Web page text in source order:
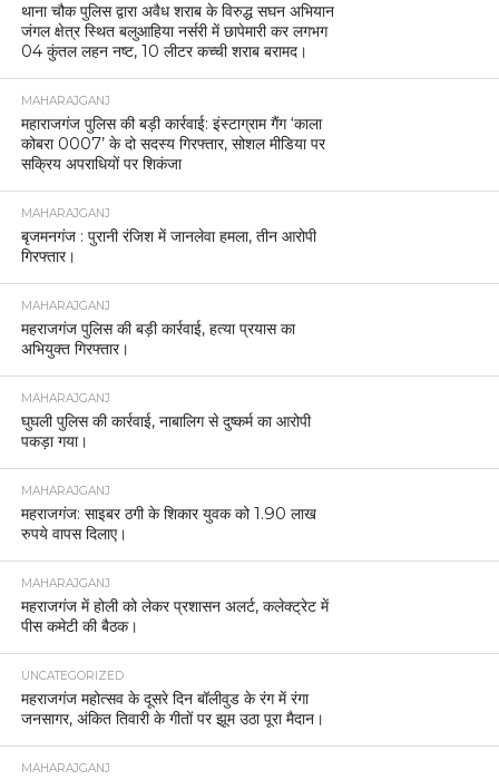
थाना चौक पुलिस द्वारा अवैध शराब के विरुद्ध सघन अभियान
जंगल क्षेत्र स्थित बलुआहिया नर्सरी में छापेमारी कर लगभग
04 कुंतल लहन नष्ट, 10 लीटर कच्ची शराब बरामद।
MAHARAJGANJ
महाराजगंज पुलिस की बड़ी कार्रवाई: इंस्टाग्राम गैंग ‘काला
कोबरा 0007’ के दो सदस्य गिरफ्तार, सोशल मीडिया पर
सक्रिय अपराधियों पर शिकंजा
MAHARAJGANJ
बृजमनगंज : पुरानी रंजिश में जानलेवा हमला, तीन आरोपी
गिरफ्तार।
MAHARAJGANJ
महराजगंज पुलिस की बड़ी कार्रवाई, हत्या प्रयास का
अभियुक्त गिरफ्तार।
MAHARAJGANJ
घुघली पुलिस की कार्रवाई, नाबालिग से दुष्कर्म का आरोपी
पकड़ा गया।
MAHARAJGANJ
महराजगंज: साइबर ठगी के शिकार युवक को 1.90 लाख
रुपये वापस दिलाए।
MAHARAJGANJ
महराजगंज में होली को लेकर प्रशासन अलर्ट, कलेक्ट्रेट में
पीस कमेटी की बैठक।
UNCATEGORIZED
महराजगंज महोत्सव के दूसरे दिन बॉलीवुड के रंग में रंगा
जनसागर, अंकित तिवारी के गीतों पर झूम उठा पूरा मैदान।
MAHARAJGANJ